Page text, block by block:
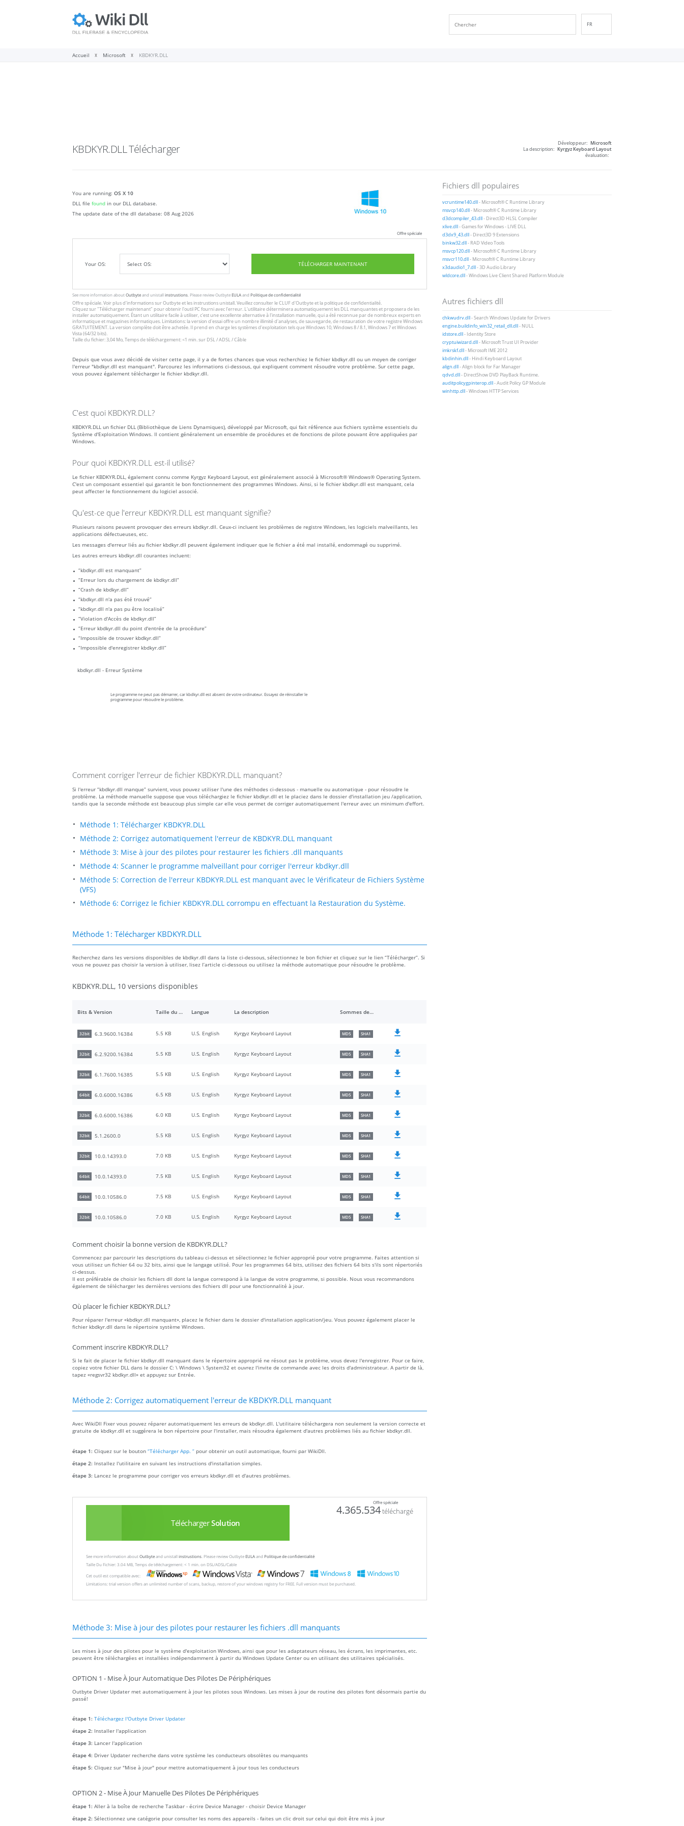
FR
NN
Accueil Microsoft KBDKYR.DLL
KBDKYR.DLLTélécharger Développeur: Microsoft
La description: Kyrgyz Keyboard Layout
évaluation:
You are running: OS X 10
DLL file found in our DLL database.
The update date of the dll database: 08 Aug 2026
Offre spéciale
Your OS: TÉLÉCHARGER MAINTENANT
See more information about Outbyteand unistallinstrustions . Please review OutbyteEULAandPolitique de confidentialité
Offre spéciale. Voir plus d'informations surOutbyteet lesinstrustions unistall. Veuillez consulter leCLUFd'Outbyte etla politique de confidentialité.
Cliquez sur"Télécharger maintenant" pour obtenir l'outil PC fourni avec l'erreur. L'utilitaire déterminera automatiquement les DLL manquantes et proposera de les
installer automatiquement. Étant un utilitaire facile à utiliser, c'est une excellente alternative à l'installation manuelle, qui a été reconnue par de nombreux experts en
informatique et magazines informatiques. Limitations: la version d'essai offre un nombre illimité d'analyses, de sauvegarde, de restauration de votre registre Windows
GRATUITEMENT. La version complète doit être achetée. Il prend en charge les systèmes d'exploitation tels que Windows 10, Windows 8 / 8.1, Windows 7 et Windows
Vista (64/32 bits).
Taille du fichier: 3,04 Mo, Temps de téléchargement: <1 min. sur DSL / ADSL / Câble
Depuis que vous avez décidé de visiter cette page, il y a de fortes chances que vous recherchiez le fichier kbdkyr.dll ou un moyen de corriger
l'erreur "kbdkyr.dll est manquant". Parcourez les informations ci-dessous, qui expliquent comment résoudre votre problème. Sur cette page,
vous pouvez également télécharger le fichier kbdkyr.dll.
C'est quoi KBDKYR.DLL?
KBDKYR.DLL un fichier DLL (Bibliothèque de Liens Dynamiques), développé par Microsoft, qui fait référence aux fichiers système essentiels du
Système d'Exploitation Windows. Il contient généralement un ensemble de procédures et de fonctions de pilote pouvant être appliquées par
Windows.
Pour quoi KBDKYR.DLL est-il utilisé?
Le fichier KBDKYR.DLL, également connu comme Kyrgyz Keyboard Layout, est généralement associé à Microsoft® Windows® Operating System.
C'est un composant essentiel qui garantit le bon fonctionnement des programmes Windows. Ainsi, si le fichier kbdkyr.dll est manquant, cela
peut affecter le fonctionnement du logiciel associé.
Qu'est-ce que l'erreur KBDKYR.DLL est manquant signifie?
Plusieurs raisons peuvent provoquer des erreurs kbdkyr.dll. Ceux-ci incluent les problèmes de registre Windows, les logiciels malveillants, les
applications défectueuses, etc.
Les messages d'erreur liés au fichier kbdkyr.dll peuvent également indiquer que le fichier a été mal installé, endommagé ou supprimé.
Les autres erreurs kbdkyr.dll courantes incluent:
“kbdkyr.dll est manquant”
“Erreur lors du chargement de kbdkyr.dll”
“Crash de kbdkyr.dll”
“kbdkyr.dll n'a pas été trouvé”
“kbdkyr.dll n'a pas pu être localisé”
“Violation d'Accès de kbdkyr.dll”
“Erreur kbdkyr.dll du point d'entrée de la procédure”
“Impossible de trouver kbdkyr.dll”
“Impossible d'enregistrer kbdkyr.dll”
kbdkyr.dll - Erreur Système
Le programme ne peut pas démarrer, car kbdkyr.dll est absent de votre ordinateur. Essayez de réinstaller le
programme pour résoudre le problème.
Comment corriger l'erreur de fichier KBDKYR.DLL manquant?
Si l'erreur “kbdkyr.dll manque” survient, vous pouvez utiliser l'une des méthodes ci-dessous - manuelle ou automatique - pour résoudre le
problème. La méthode manuelle suppose que vous téléchargiez le fichier kbdkyr.dll et le placiez dans le dossier d'installation jeu /application,
tandis que la seconde méthode est beaucoup plus simple car elle vous permet de corriger automatiquement l'erreur avec un minimum d'effort.
Méthode 1: Télécharger KBDKYR.DLL
Méthode 2: Corrigez automatiquement l'erreur de KBDKYR.DLL manquant
Méthode 3: Mise à jour des pilotes pour restaurer les fichiers .dll manquants
Méthode 4: Scanner le programme malveillant pour corriger l'erreur kbdkyr.dll
Méthode 5: Correction de l'erreur KBDKYR.DLL est manquant avec le Vérificateur de Fichiers Système
(VFS)
Méthode 6: Corrigez le fichier KBDKYR.DLL corrompu en effectuant la Restauration du Système.
Méthode 1: Télécharger KBDKYR.DLL
Recherchez dans les versions disponibles de kbdkyr.dll dans la liste ci-dessous, sélectionnez le bon fichier et cliquez sur le lien “Télécharger”. Si
vous ne pouvez pas choisir la version à utiliser, lisez l’article ci-dessous ou utilisez la méthode automatique pour résoudre le problème.
KBDKYR.DLL, 10 versions disponibles
Bits & Version Taille du fichier Langue La description Sommes de contrôle
32bit 6.3.9600.16384 5.5 KB U.S. English Kyrgyz Keyboard Layout MD5 SHA1
32bit 6.2.9200.16384 5.5 KB U.S. English Kyrgyz Keyboard Layout MD5 SHA1
32bit 6.1.7600.16385 5.5 KB U.S. English Kyrgyz Keyboard Layout MD5 SHA1
64bit 6.0.6000.16386 6.5 KB U.S. English Kyrgyz Keyboard Layout MD5 SHA1
32bit 6.0.6000.16386 6.0 KB U.S. English Kyrgyz Keyboard Layout MD5 SHA1
32bit 5.1.2600.0 5.5 KB U.S. English Kyrgyz Keyboard Layout MD5 SHA1
32bit 10.0.14393.0 7.0 KB U.S. English Kyrgyz Keyboard Layout MD5 SHA1
64bit 10.0.14393.0 7.5 KB U.S. English Kyrgyz Keyboard Layout MD5 SHA1
64bit 10.0.10586.0 7.5 KB U.S. English Kyrgyz Keyboard Layout MD5 SHA1
32bit 10.0.10586.0 7.0 KB U.S. English Kyrgyz Keyboard Layout MD5 SHA1
Comment choisir la bonne version de KBDKYR.DLL?
Commencez par parcourir les descriptions du tableau ci-dessus et sélectionnez le fichier approprié pour votre programme. Faites attention si
vous utilisez un fichier 64 ou 32 bits, ainsi que le langage utilisé. Pour les programmes 64 bits, utilisez des fichiers 64 bits s'ils sont répertoriés
ci-dessus.
Il est préférable de choisir les fichiers dll dont la langue correspond à la langue de votre programme, si possible. Nous vous recommandons
également de télécharger les dernières versions des fichiers dll pour une fonctionnalité à jour.
Où placer le fichier KBDKYR.DLL?
Pour réparer l'erreur «kbdkyr.dll manquant», placez le fichier dans le dossier d'installation application/jeu. Vous pouvez également placer le
fichier kbdkyr.dll dans le répertoire système Windows.
Comment inscrire KBDKYR.DLL?
Si le fait de placer le fichier kbdkyr.dll manquant dans le répertoire approprié ne résout pas le problème, vous devez l'enregistrer. Pour ce faire,
copiez votre fichier DLL dans le dossier C: \ Windows \ System32 et ouvrez l'invite de commande avec les droits d'administrateur. A partir de là,
tapez «regsvr32 kbdkyr.dll» et appuyez sur Entrée.
Méthode 2: Corrigez automatiquement l'erreur de KBDKYR.DLL manquant
Avec WikiDll Fixer vous pouvez réparer automatiquement les erreurs de kbdkyr.dll. L'utilitaire téléchargera non seulement la version correcte et
gratuite de kbdkyr.dll et suggérera le bon répertoire pour l'installer, mais résoudra également d'autres problèmes liés au fichier kbdkyr.dll.
étape 1: Cliquez sur le bouton “Télécharger App. ” pour obtenir un outil automatique, fourni par WikiDll.
étape 2: Installez l'utilitaire en suivant les instructions d'installation simples.
étape 3: Lancez le programme pour corriger vos erreurs kbdkyr.dll et d'autres problèmes.
Offre spéciale
TéléchargerSolution
4.365.534téléchargé
See more information about Outbyteand unistallinstrustions . Please review OutbyteEULAandPolitique de confidentialité
Taille Du Fichier: 3.04 MB, Temps de téléchargement: < 1 min. on DSL/ADSL/Cable
Cet outil est compatible avec:
Limitations: trial version offers an unlimited number of scans, backup, restore of your windows registry for FREE. Full version must be purchased.
Méthode 3: Mise à jour des pilotes pour restaurer les fichiers .dll manquants
Les mises à jour des pilotes pour le système d'exploitation Windows, ainsi que pour les adaptateurs réseau, les écrans, les imprimantes, etc.
peuvent être téléchargées et installées indépendamment à partir du Windows Update Center ou en utilisant des utilitaires spécialisés.
OPTION 1 - Mise À Jour Automatique Des Pilotes De Périphériques
Outbyte Driver Updater met automatiquement à jour les pilotes sous Windows. Les mises à jour de routine des pilotes font désormais partie du
passé!
étape 1: Téléchargez l'Outbyte Driver Updater
étape 2: Installer l'application
étape 3: Lancer l'application
étape 4: Driver Updater recherche dans votre système les conducteurs obsolètes ou manquants
étape 5: Cliquez sur "Mise à jour" pour mettre automatiquement à jour tous les conducteurs
OPTION 2 - Mise À Jour Manuelle Des Pilotes De Périphériques
étape 1: Aller à la boîte de recherche Taskbar - écrire Device Manager - choisir Device Manager
étape 2: Sélectionnez une catégorie pour consulter les noms des appareils - faites un clic droit sur celui qui doit être mis à jour
Fichiers dll populaires
vcruntime140.dll- Microsoft® C Runtime Library
msvcp140.dll- Microsoft® C Runtime Library
d3dcompiler_43.dll- Direct3D HLSL Compiler
xlive.dll- Games for Windows - LIVE DLL
d3dx9_43.dll- Direct3D 9 Extensions
binkw32.dll- RAD Video Tools
msvcp120.dll- Microsoft® C Runtime Library
msvcr110.dll- Microsoft® C Runtime Library
x3daudio1_7.dll- 3D Audio Library
wldcore.dll- Windows Live Client Shared Platform Module
Autres fichiers dll
chkwudrv.dll- Search Windows Update for Drivers
engine.buildinfo_win32_retail_dll.dll- NULL
idstore.dll- Identity Store
cryptuiwizard.dll- Microsoft Trust UI Provider
imkrskf.dll- Microsoft IME 2012
kbdinhin.dll- Hindi Keyboard Layout
align.dll- Align block for Far Manager
qdvd.dll- DirectShow DVD PlayBack Runtime.
auditpolicygpinterop.dll- Audit Policy GP Module
winhttp.dll- Windows HTTP Services